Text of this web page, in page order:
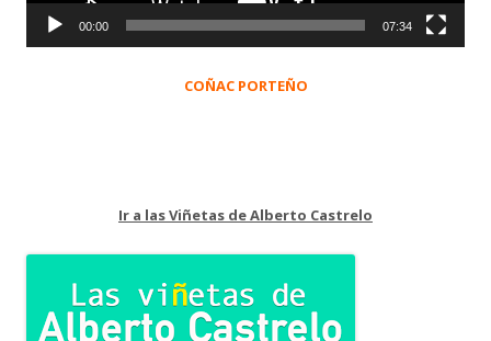
00:00 07:34
COÑAC PORTEÑO
Ir a las Viñetas de Alberto Castrelo